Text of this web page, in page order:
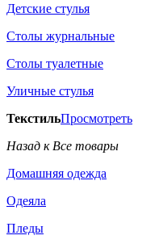
Детские стулья
Столы журнальные
Столы туалетные
Уличные стулья
ТекстильПросмотреть
Назад к Все товары
Домашняя одежда
Одеяла
Пледы